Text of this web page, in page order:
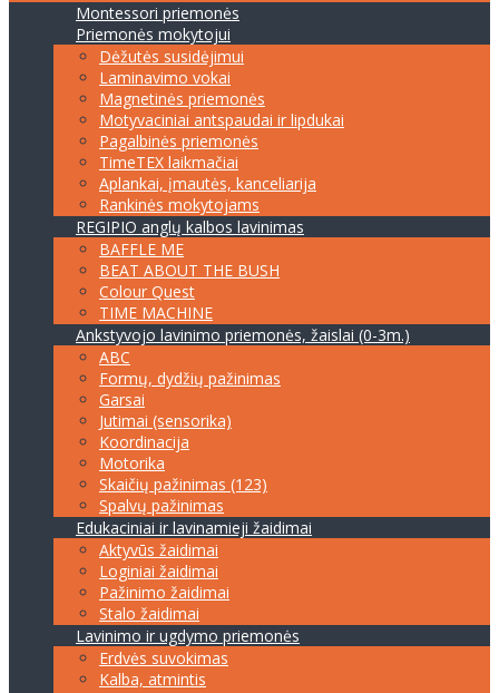
Montessori priemonės
Priemonės mokytojui
Dėžutės susidėjimui
Laminavimo vokai
Magnetinės priemonės
Motyvaciniai antspaudai ir lipdukai
Pagalbinės priemonės
TimeTEX laikmačiai
Aplankai, įmautės, kanceliarija
Rankinės mokytojams
REGIPIO anglų kalbos lavinimas
BAFFLE ME
BEAT ABOUT THE BUSH
Colour Quest
TIME MACHINE
Ankstyvojo lavinimo priemonės, žaislai (0-3m.)
ABC
Formų, dydžių pažinimas
Garsai
Jutimai (sensorika)
Koordinacija
Motorika
Skaičių pažinimas (123)
Spalvų pažinimas
Edukaciniai ir lavinamieji žaidimai
Aktyvūs žaidimai
Loginiai žaidimai
Pažinimo žaidimai
Stalo žaidimai
Lavinimo ir ugdymo priemonės
Erdvės suvokimas
Kalba, atmintis